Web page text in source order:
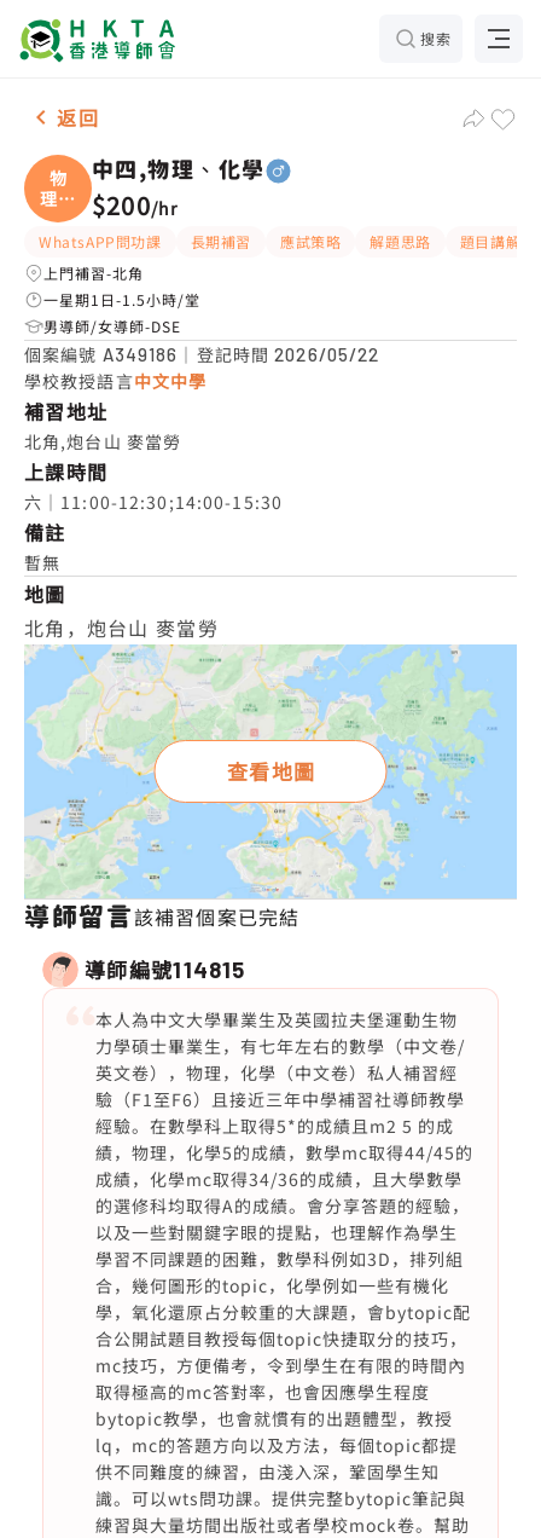
搜索
男-1名 中四,物理、化學，北角 補習推介
返回
物
理、
化學
中四,物理、化學
$200/hr
WhatsAPP問功課 長期補習 應試策略 解題思路
題目講解
上門補習-北角
一星期1日-1.5小時/堂
男導師/女導師-DSE
個案編號 A349186 ｜登記時間2026/05/22
學校教授語言中文中學
補習地址
北角,炮台山 麥當勞
上課時間
六｜11:00-12:30;14:00-15:30
備註
暫無
地圖
北角，炮台山 麥當勞
查看地圖
導師留言該補習個案已完結
導師編號114815
本人為中文大學畢業生及英國拉夫堡運動生物
力學碩士畢業生，有七年左右的數學（中文卷/
英文卷），物理，化學（中文卷）私人補習經
驗（F1至F6）且接近三年中學補習社導師教學
經驗。在數學科上取得5*的成績且m2 5 的成
績，物理，化學5的成績，數學mc取得44/45的
成績，化學mc取得34/36的成績，且大學數學
的選修科均取得A的成績。會分享答題的經驗，
以及一些對關鍵字眼的提點，也理解作為學生
學習不同課題的困難，數學科例如3D，排列組
合，幾何圖形的topic，化學例如一些有機化
學，氧化還原占分較重的大課題，會bytopic配
合公開試題目教授每個topic快捷取分的技巧，
mc技巧，方便備考，令到學生在有限的時間內
取得極高的mc答對率，也會因應學生程度
bytopic教學，也會就慣有的出題體型，教授
lq，mc的答題方向以及方法，每個topic都提
供不同難度的練習，由淺入深，鞏固學生知
識。可以wts問功課。提供完整bytopic筆記與
練習與大量坊間出版社或者學校mock卷。幫助